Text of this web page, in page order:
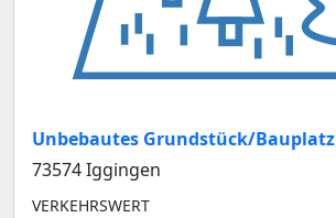
Unbebautes Grundstück/Bauplatz
73574 Iggingen
VERKEHRSWERT